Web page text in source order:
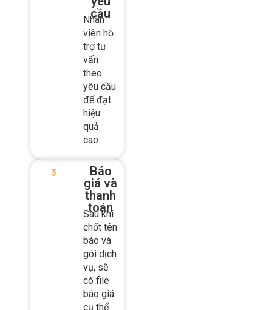
hỗ trợ
theo
yêu
cầu
Nhân
viên hỗ
trợ tư
vấn
theo
yêu cầu
để đạt
cao.
Báo
giá và
thanh
toán
Sau khi
chốt tên
báo và
gói dịch
vụ, sẽ